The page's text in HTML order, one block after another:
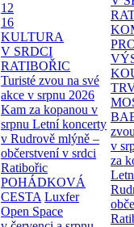
12
16
KULTURA
V SRDCI
RATIBOŘIC
Turisté zvou na své
akce v srpnu 2026
Kam za kopanou v
srpnu Letní koncerty
v Rudrově mlýně –
občerstvení v srdci
Ratibořic
POHÁDKOVÁ
CESTA Luxfer
Open Space
v
za